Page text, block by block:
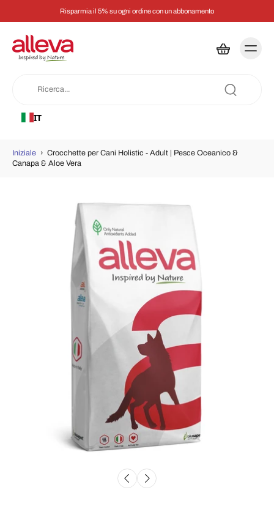
Risparmia il 5% su ogni ordine con un abbonamento
IT
Iniziale › Crocchette per Cani Holistic - Adult | Pesce Oceanico &
Canapa & Aloe Vera